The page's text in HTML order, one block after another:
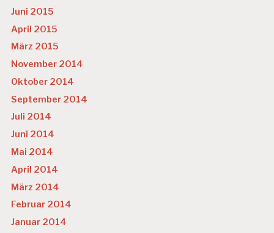
Juni 2015
April 2015
März 2015
November 2014
Oktober 2014
September 2014
Juli 2014
Juni 2014
Mai 2014
April 2014
März 2014
Februar 2014
Januar 2014